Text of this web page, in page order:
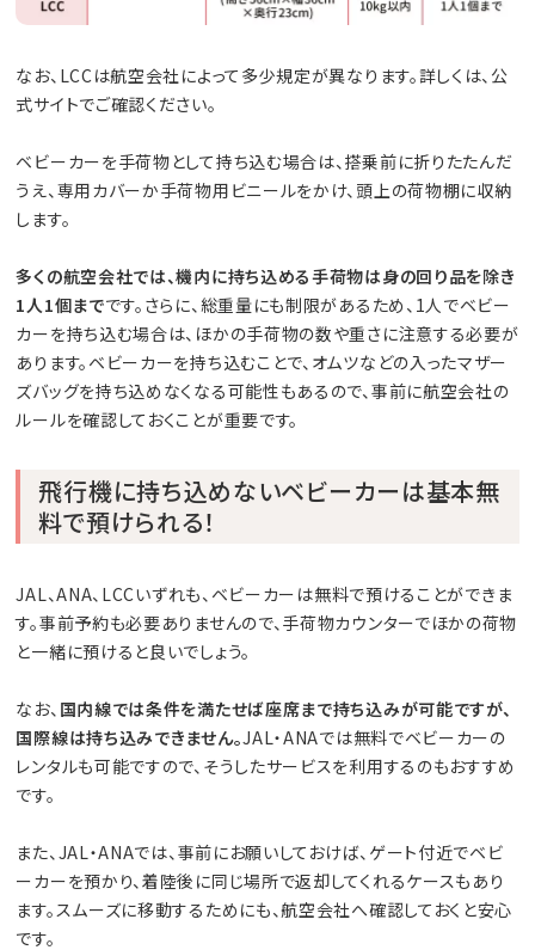
なお、LCCは航空会社によって多少規定が異なります。詳しくは、公
式サイトでご確認ください。
ベビーカーを手荷物として持ち込む場合は、搭乗前に折りたたんだ
うえ、専用カバーか手荷物用ビニールをかけ、頭上の荷物棚に収納
します。
多くの航空会社では、機内に持ち込める手荷物は身の回り品を除き
1人1個までです。さらに、総重量にも制限があるため、1人でベビー
カーを持ち込む場合は、ほかの手荷物の数や重さに注意する必要が
あります。ベビーカーを持ち込むことで、オムツなどの入ったマザー
ズバッグを持ち込めなくなる可能性もあるので、事前に航空会社の
ルールを確認しておくことが重要です。
飛行機に持ち込めないベビーカーは基本無
料で預けられる！
JAL、ANA、LCCいずれも、ベビーカーは無料で預けることができま
す。事前予約も必要ありませんので、手荷物カウンターでほかの荷物
と一緒に預けると良いでしょう。
なお、 国内線では条件を満たせば座席まで持ち込みが可能ですが、
国際線は持ち込みできません。JAL・ANAでは無料でベビーカーの
レンタルも可能ですので、そうしたサービスを利用するのもおすすめ
です。
また、JAL・ANAでは、事前にお願いしておけば、ゲート付近でベビ
ーカーを預かり、着陸後に同じ場所で返却してくれるケースもあり
ます。スムーズに移動するためにも、航空会社へ確認しておくと安心
です。